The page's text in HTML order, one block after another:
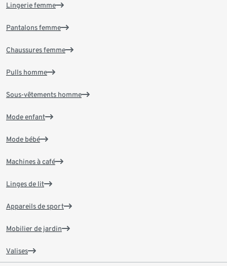
Lingerie femme
Pantalons femme
Chaussures femme
Pulls homme
Sous-vêtements homme
Mode enfant
Mode bébé
Machines à café
Linges de lit
Appareils de sport
Mobilier de jardin
Valises